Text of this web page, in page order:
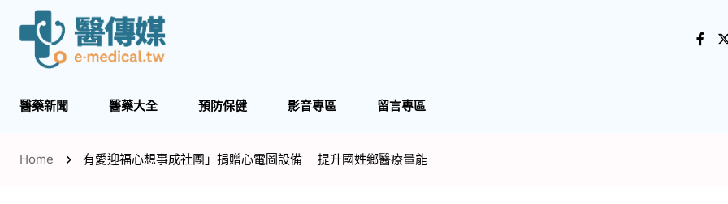
醫藥新聞 醫藥大全 預防保健 影音專區 留言專區
Home 有愛迎福心想事成社團」捐贈心電圖設備 提升國姓鄉醫療量能